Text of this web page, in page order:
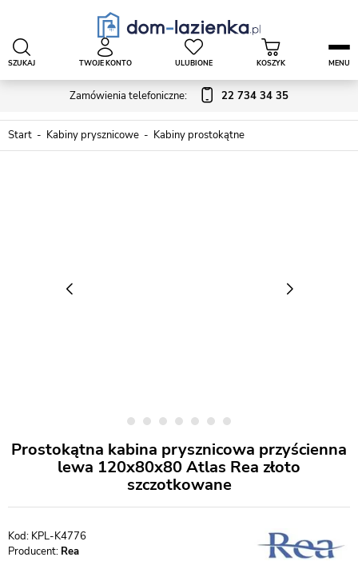
Zamówienia telefoniczne: 22 734 34 35
SZUKAJ TWOJE KONTO ULUBIONE KOSZYK MENU
Start Kabiny prysznicowe Kabiny prostokątne
Prostokątna kabina prysznicowa przyścienna
lewa 120x80x80 Atlas Rea złoto
szczotkowane
KPL-K4776
Producent: Rea